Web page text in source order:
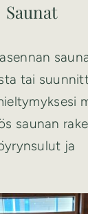
Saunat
tai
saunan
ja